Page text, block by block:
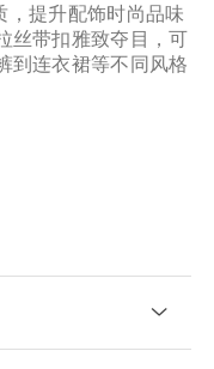
，提升配饰时尚品味
丝带扣雅致夺目，可
到连衣裙等不同风格